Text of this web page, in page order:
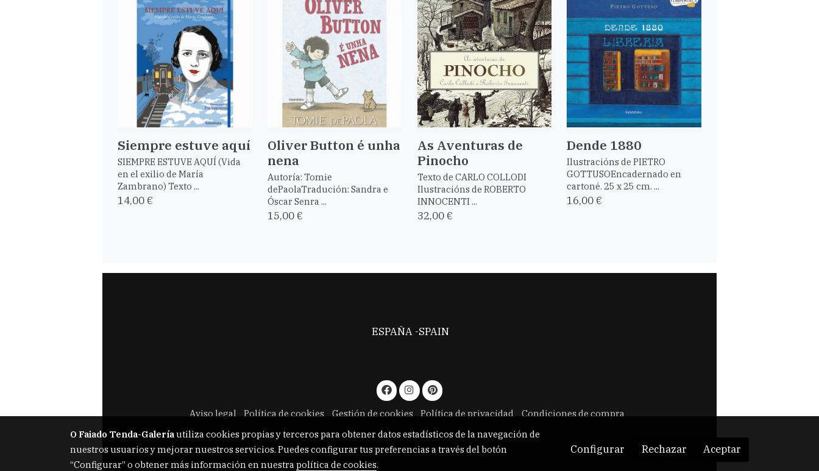
Siempre estuve aquí
SIEMPRE ESTUVE AQUÍ (Vida
en el exilio de María
Zambrano) Texto ...
14,00 €
Oliver Button é unha
nena
Autoría: Tomie
dePaolaTradución: Sandra e
Óscar Senra ...
15,00 €
As Aventuras de
Pinocho
Texto de CARLO COLLODI
Ilustracións de ROBERTO
INNOCENTI ...
32,00 €
Dende 1880
Ilustracións de PIETRO
GOTTUSOEncadernado en
cartoné. 25 x 25 cm. ...
16,00 €
ESPAÑA -SPAIN
Aviso legal Política de cookies Gestión de cookies Política de privacidad
Condiciones de compra
O Faiado Tenda-Galeríautiliza cookies propias y terceros para obtener datos estadísticos de la navegación de
nuestros usuarios y mejorar nuestros servicios. Puedes configurar tus preferencias a través del botón
“Configurar” o obtener más información en nuestra política de cookies.
Configurar Rechazar Aceptar